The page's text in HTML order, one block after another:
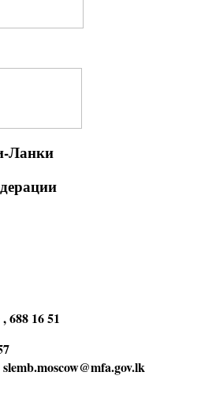
Ланки
688 16 51
slemb.moscow@mfa.gov.lk